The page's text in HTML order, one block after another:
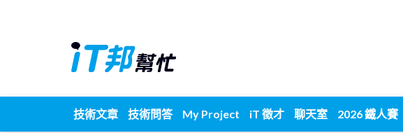
技術文章 技術問答 My Project iT 徵才 聊天室 2026 鐵人賽